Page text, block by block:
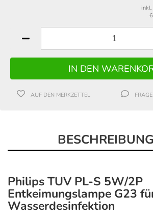
AUF DEN MERKZETTEL
BESCHREIBUNG
Philips TUV PL-S 5W/2P
Entkeimungslampe G23
Wasserdesinfektion